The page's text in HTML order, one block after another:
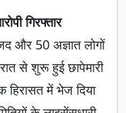
गिरफ्तार
और 50 अज्ञात लोगों
से शुरू हुई छापेमारी
हिरासत में भेज दिया